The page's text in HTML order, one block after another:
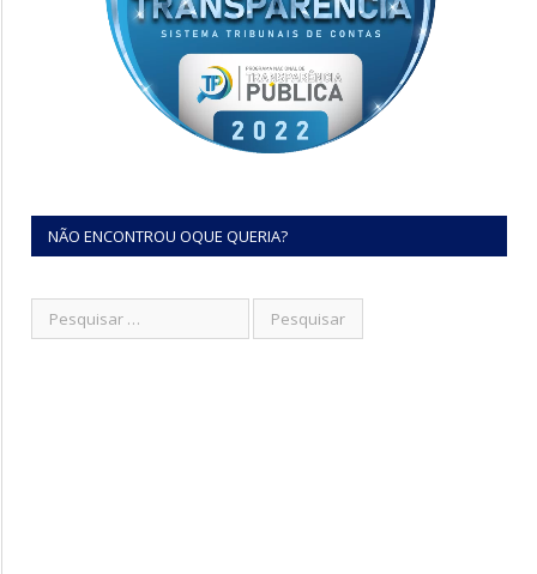
NÃO ENCONTROU OQUE QUERIA?